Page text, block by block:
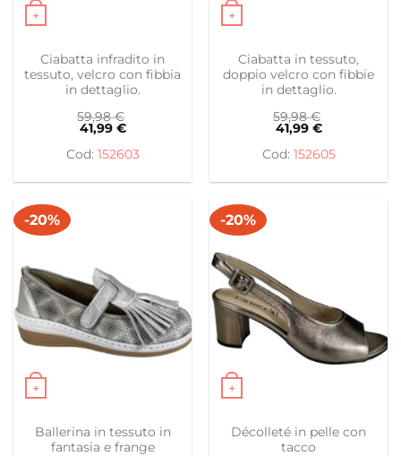
+
Questo prodotto ha più varianti. Le opzioni possono
Ciabatta infradito in
tessuto, velcro con fibbia
in dettaglio.
59,98€
41,99 €
152603
+
Questo prodotto ha più
Ciabatta in tessuto,
doppio velcro con fibbie
in dettaglio.
59,98€
41,99 €
152605
-20%
+
Questo prodotto ha più varianti. Le opzioni possono
Ballerina in tessuto in
fantasia e frange
-20%
+
Questo prodotto ha più
Décolleté in pelle con
tacco